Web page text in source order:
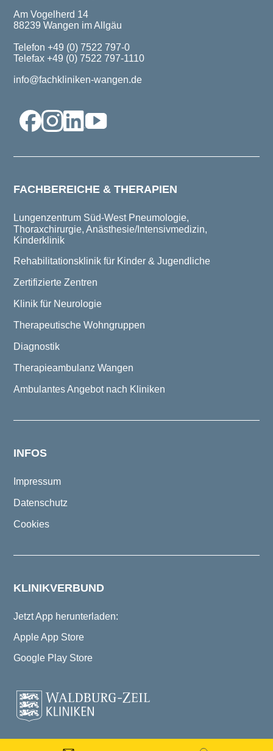
Am Vogelherd 14
88239 Wangen im Allgäu
Telefon +49 (0) 7522 797-0
Telefax +49 (0) 7522 797-1110
info@fachkliniken-wangen.de
FACHBEREICHE & THERAPIEN
Lungenzentrum Süd-West Pneumologie,
Thoraxchirurgie, Anästhesie/Intensivmedizin,
Kinderklinik
Rehabilitationsklinik für Kinder & Jugendliche
Zertifizierte Zentren
Klinik für Neurologie
Therapeutische Wohngruppen
Diagnostik
Therapieambulanz Wangen
Ambulantes Angebot nach Kliniken
INFOS
Impressum
Datenschutz
Cookies
KLINIKVERBUND
Jetzt App herunterladen:
Apple App Store
Google Play Store